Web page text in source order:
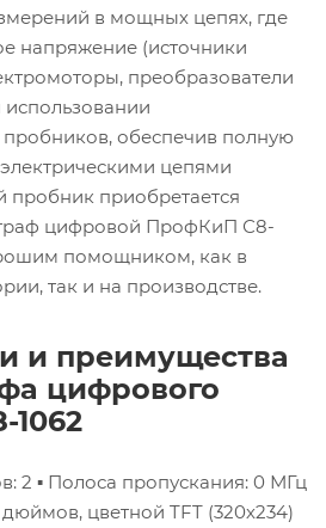
в мощных цепях, где
напряжение (источники
преобразователи
обеспечив полную
цепями
приобретается
цифровой ПрофКиП С8-
помощником, как в
так и на производстве.
и преимущества
цифрового
2 ▪ Полоса пропускания: 0 МГц
дюймов, цветной TFT (320х234)